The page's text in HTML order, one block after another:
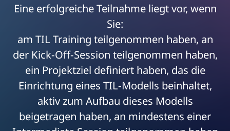
Eine erfolgreiche Teilnahme liegt vor, wenn
Sie:
am TIL Training teilgenommen haben, an
der Kick-Off-Session teilgenommen haben,
ein Projektziel definiert haben, das die
Einrichtung eines TIL-Modells beinhaltet,
aktiv zum Aufbau dieses Modells
beigetragen haben, an mindestens einer